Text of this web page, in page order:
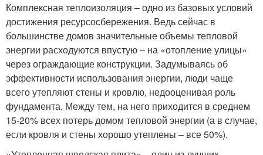
Комплексная теплоизоляция – одно из базовых условий
достижения ресурсосбережения. Ведь сейчас в
большинстве домов значительные объемы тепловой
энергии расходуются впустую – на «отопление улицы»
через ограждающие конструкции. Задумываясь об
эффективности использования энергии, люди чаще
всего утепляют стены и кровлю, недооценивая роль
фундамента. Между тем, на него приходится в среднем
15-20% всех потерь домом тепловой энергии (а в случае,
если кровля и стены хорошо утеплены – все 50%).